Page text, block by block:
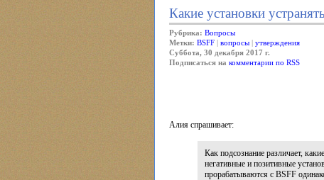
Какие установки
Рубрика: Вопросы
Метки: BSFF вопросы
утверждения
Суббота, 30 декабря 2017 г.
Подписаться на комментарии по RSS
Алия спрашивает:
Как подсознание различает,
негативные и позитивные
прорабатываются с BSFF